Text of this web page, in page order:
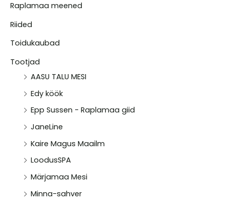
Raplamaa meened
Riided
Toidukaubad
Tootjad
AASU TALU MESI
Edy köök
Epp Sussen - Raplamaa giid
JaneLine
Kaire Magus Maailm
LoodusSPA
Märjamaa Mesi
Minna-sahver